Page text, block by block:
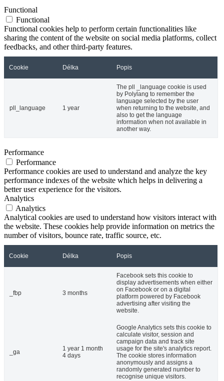
Functional
Functional
Functional cookies help to perform certain functionalities like
sharing the content of the website on social media platforms, collect
feedbacks, and other third-party features.
Cookie Délka Popis
pll_language 1 year
The pll _language cookie is used
by Polylang to remember the
language selected by the user
when returning to the website, and
also to get the language
information when not available in
another way.
Performance
Performance
Performance cookies are used to understand and analyze the key
performance indexes of the website which helps in delivering a
better user experience for the visitors.
Analytics
Analytics
Analytical cookies are used to understand how visitors interact with
the website. These cookies help provide information on metrics the
number of visitors, bounce rate, traffic source, etc.
Cookie Délka Popis
_fbp 3 months
Facebook sets this cookie to
display advertisements when either
on Facebook or on a digital
platform powered by Facebook
advertising after visiting the
website.
_ga
1 year 1 month
4 days
Google Analytics sets this cookie to
calculate visitor, session and
campaign data and track site
usage for the site's analytics report.
The cookie stores information
anonymously and assigns a
randomly generated number to
recognise unique visitors.